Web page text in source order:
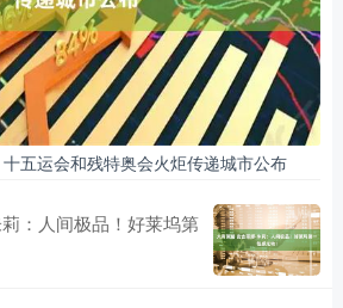
五运会和残特奥会火炬传递城市公布
：人间极品！好莱坞第